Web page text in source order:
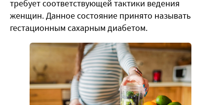
требует соответствующей тактики ведения
женщин. Данное состояние принято называть
гестационным сахарным диабетом.